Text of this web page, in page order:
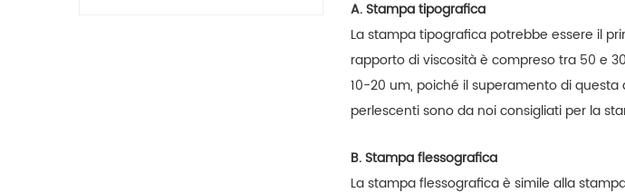
A. Stampa tipografica
La stampa tipografica potrebbe essere il
rapporto di viscosità è compreso tra 50 e
10-20 um, poiché il superamento di
perlescenti sono da noi consigliati per la
B. Stampa flessografica
La stampa flessografica è simile alla
X-RITE, test QUV, per garantire la
buona qualità del pigmento perlato.